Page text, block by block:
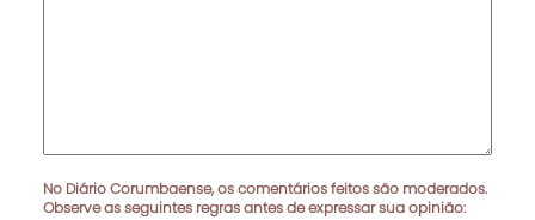
No Diário Corumbaense, os comentários feitos são moderados.
Observe as seguintes regras antes de expressar sua opinião: